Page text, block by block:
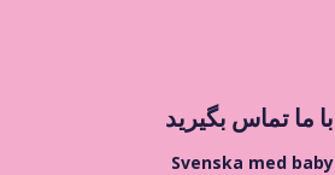
با ما تماس بگیرید
Svenska med baby